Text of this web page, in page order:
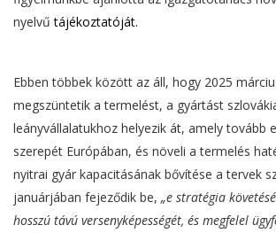
nyelvűtájékoztatóját.
Ebben többek között az áll, hogy 2025
megszüntetik a termelést, a gyártást
leányvállalatukhoz helyezik át, amely tovább
szerepét Európában, és növeli a termelés
nyitrai gyár kapacitásának bővítése a tervek
januárjában fejeződik be, „e stratégia
hosszú távú versenyképességét, és megfelel